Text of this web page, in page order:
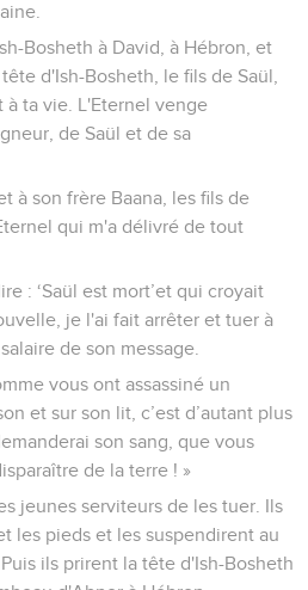
Bosheth à David, à Hébron, et
d'Ish-Bosheth, le fils de Saül,
ta vie. L'Eternel venge
de Saül et de sa
à son frère Baana, les fils de
qui m'a délivré de tout
: ‘Saül est mort’et qui croyait
je l'ai fait arrêter et tuer à
de son message.
vous ont assassiné un
et sur son lit, c’est d’autant plus
son sang, que vous
de la terre ! »
jeunes serviteurs de les tuer. Ils
les pieds et les suspendirent au
ils prirent la tête d'Ish-Bosheth